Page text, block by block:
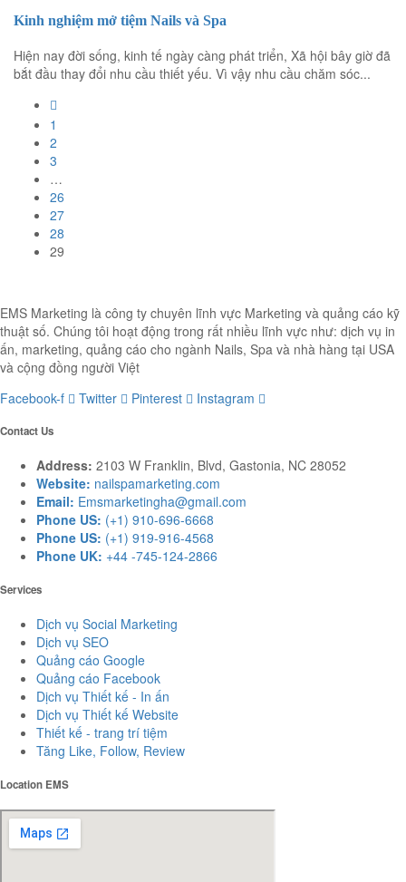
Kinh nghiệm mở tiệm Nails và Spa
Hiện nay đời sống, kinh tế ngày càng phát triển, Xã hội bây giờ đã
bắt đầu thay đổi nhu cầu thiết yếu. Vì vậy nhu cầu chăm sóc...
1
2
3
…
26
27
28
29
EMS Marketing là công ty chuyên lĩnh vực Marketing và quảng cáo kỹ
thuật số. Chúng tôi hoạt động trong rất nhiều lĩnh vực như: dịch vụ in
ấn, marketing, quảng cáo cho ngành Nails, Spa và nhà hàng tại USA
và cộng đồng người Việt
Facebook-f
Twitter Pinterest Instagram
Contact Us
Address: 2103 W Franklin, Blvd, Gastonia, NC 28052
Website: nailspamarketing.com
Email: Emsmarketingha@gmail.com
Phone US: (+1) 910-696-6668
Phone US: (+1) 919-916-4568
Phone UK: +44 -745-124-2866
Services
Dịch vụ Social Marketing
Dịch vụ SEO
Quảng cáo Google
Quảng cáo Facebook
Dịch vụ Thiết kế - In ấn
Dịch vụ Thiết kế Website
Thiết kế - trang trí tiệm
Tăng Like, Follow, Review
Location EMS